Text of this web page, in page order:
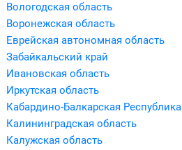
Вологодская область
Воронежская область
Еврейская автономная область
Забайкальский край
Ивановская область
Иркутская область
Кабардино-Балкарская Республика
Калининградская область
Калужская область